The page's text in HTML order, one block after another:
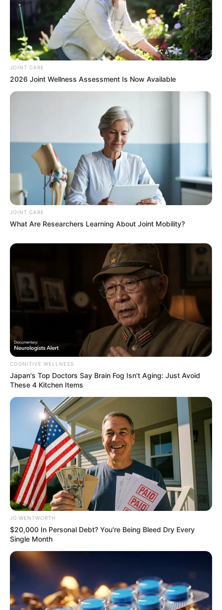
Japan's Oldest Doctors Say Memory Loss Isn't Age:
Just Stop Eating These 3 Foods
NEUROMIND PRO
Men, You Don't Need Viagra If You Do This Once A
This Trick Will Give You An Erection At Any Age
MEDVI
JOINT CARE
2026 Joint Wellness Assessment Is Now Available
JOINT CARE
What Are Researchers Learning About Joint Mobility?
COGNITIVE WELLNESS
Japan's Top Doctors Say Bra​in Fo​g Isn't Aging: Just Avoid
These 4 Kitchen Items
JG WENTWORTH
$20,000 In Personal Debt? You're Being Bleed Dry Every
Single Month